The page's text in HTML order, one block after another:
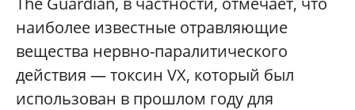
наиболее известные отравляющие
вещества нервно-паралитического
действия — токсин VX, который был
использован в прошлом году для